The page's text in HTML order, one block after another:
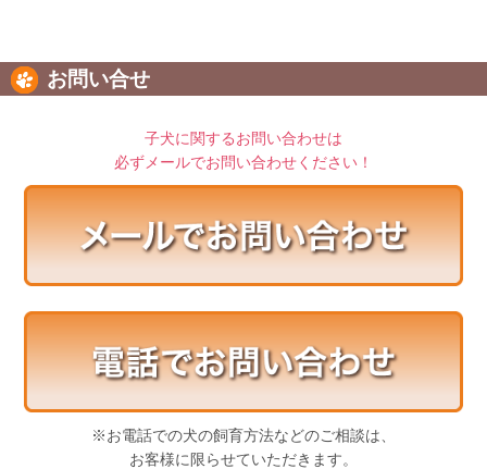
お問い合せ
子犬に関するお問い合わせは
必ずメールでお問い合わせください！
※お電話での犬の飼育方法などのご相談は、
お客様に限らせていただきます。